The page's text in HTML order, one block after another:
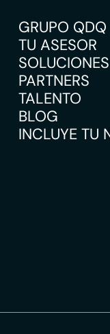
GRUPO QDQ
TU ASESOR
PARTNERS
TALENTO
BLOG
INCLUYE TU